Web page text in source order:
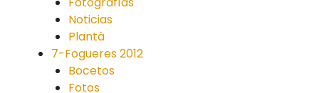
Noticias
Plantà
7-Fogueres 2012
Bocetos
Fotos